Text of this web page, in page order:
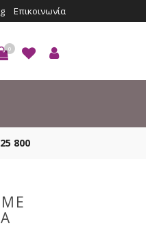
Επικοινωνία
0
800
ΜΕ